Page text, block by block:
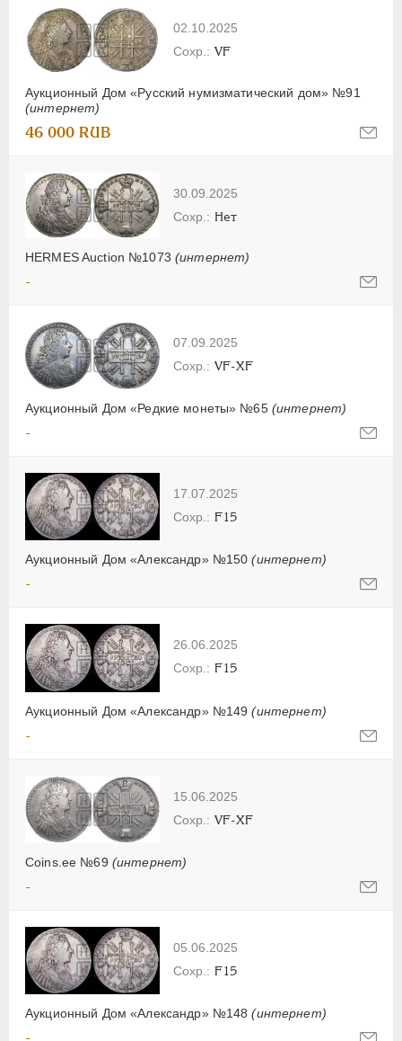
02.10.2025
Аукционный Дом «Русский нумизматический дом» №91
(интернет)
VF
46 000 RUB
30.09.2025
HERMES Auction №1073 (интернет)
Нет
-
07.09.2025
Аукционный Дом «Редкие монеты» №65 (интернет)
VF-XF
-
17.07.2025
Аукционный Дом «Александр» №150(интернет)
F15
-
26.06.2025
Аукционный Дом «Александр» №149(интернет)
F15
-
15.06.2025
Coins.ee №69 (интернет)
VF-XF
-
05.06.2025
Аукционный Дом «Александр» №148(интернет)
F15